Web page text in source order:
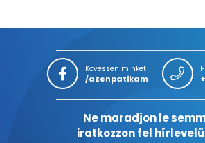
Kövessen minket
/azenpatikam
Ne maradjon le
iratkozzon fel